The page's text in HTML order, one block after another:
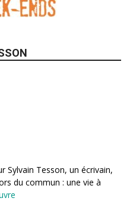
Sylvain Tesson, un écrivain,
du commun : une vie à